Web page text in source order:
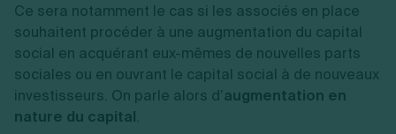
Ce sera notamment le cas si les associés en place
souhaitent procéder à une augmentation du capital
social en acquérant eux-mêmes de nouvelles parts
sociales ou en ouvrant le capital social à de nouveaux
investisseurs. On parle alors d’augmentation en
nature du capital.